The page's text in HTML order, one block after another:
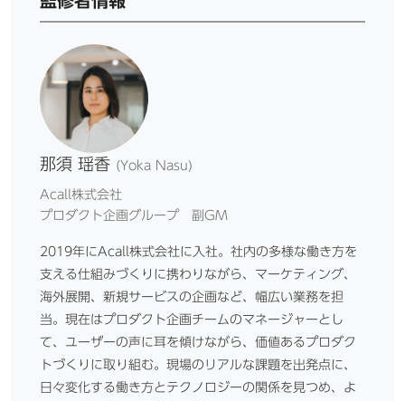
那須 瑶香 (Yoka Nasu)
Acall株式会社
プロダクト企画グループ 副GM
2019年にAcall株式会社に入社。社内の多様な働き方を
支える仕組みづくりに携わりながら、マーケティング、
海外展開、新規サービスの企画など、幅広い業務を担
当。現在はプロダクト企画チームのマネージャーとし
て、ユーザーの声に耳を傾けながら、価値あるプロダク
トづくりに取り組む。現場のリアルな課題を出発点に、
日々変化する働き方とテクノロジーの関係を見つめ、よ